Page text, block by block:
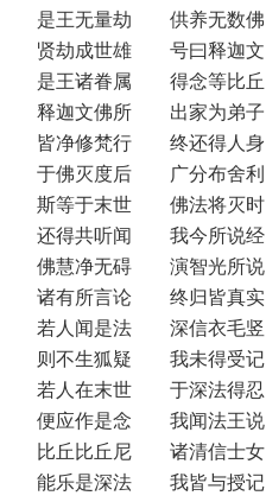
是王无量劫 供养无数佛
贤劫成世雄 号曰释迦文
是王诸眷属 得念等比丘
释迦文佛所 出家为弟子
皆净修梵行 终还得人身
于佛灭度后 广分布舍利
斯等于末世 佛法将灭时
还得共听闻 我今所说经
佛慧净无碍 演智光所说
诸有所言论 终归皆真实
若人闻是法 深信衣毛竖
则不生狐疑 我未得受记
若人在末世 于深法得忍
便应作是念 我闻法王说
比丘比丘尼 诸清信士女
能乐是深法 我皆与授记